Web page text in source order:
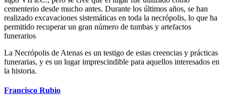
cementerio desde mucho antes. Durante los últimos años, se han
realizado excavaciones sistemáticas en toda la necrópolis, lo que ha
permitido recuperar un gran número de tumbas y artefactos
funerarios
La Necrópolis de Atenas es un testigo de estas creencias y prácticas
funerarias, y es un lugar imprescindible para aquellos interesados en
la historia.
Francisco Rubio